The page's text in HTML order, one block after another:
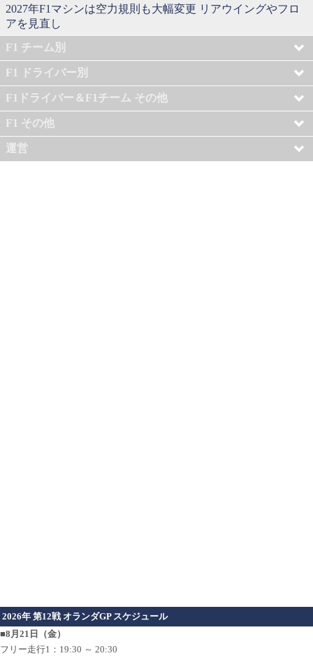
2027年F1マシンは空力規則も大幅変更 リアウイングやフロ
アを見直し
F1 チーム別
F1 ドライバー別
F1ドライバー＆F1チーム その他
F1 その他
運営
2026年 第12戦 オランダGP スケジュール
■8月21日（金）
フリー走行1：19:30 ～ 20:30